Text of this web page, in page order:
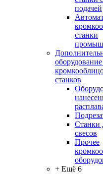
подачей
станки
станков
Станки
свесов
Прочее
+ Ещё 6